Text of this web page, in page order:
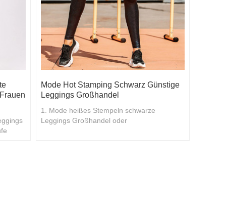
Mode Hot Stamping Schwarz Günstige
Leggings Großhandel
1. Mode heißes Stempeln schwarze
Leggings Großhandel oder